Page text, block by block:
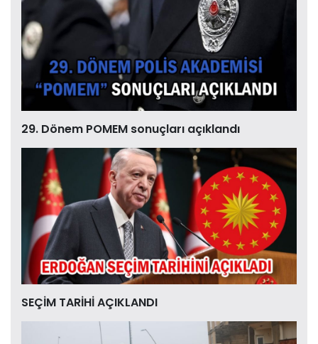
29. Dönem POMEM sonuçları açıklandı
SEÇİM TARİHİ AÇIKLANDI